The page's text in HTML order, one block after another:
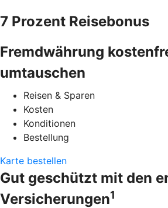
7 Prozent Reisebonus
Fremdwährung
umtauschen
Reisen & Sparen
Kosten
Konditionen
Bestellung
Karte bestellen
Gut geschützt mit den
Versicherungen1